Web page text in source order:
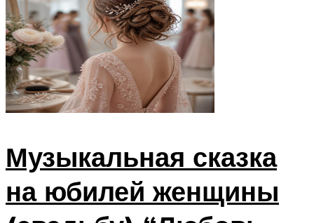
Музыкальная сказка
на юбилей женщины